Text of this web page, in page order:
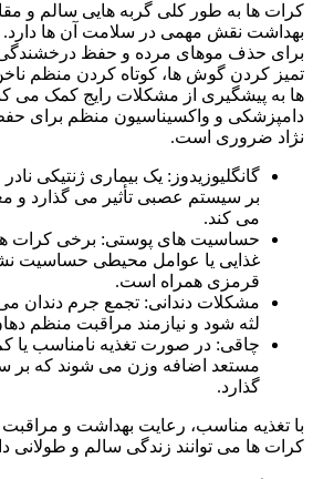
کرات‌ ها به‌ طور کلی گربه‌ هایی سالم و
بهداشت نقش مهمی در سلامت آن‌ ها
برای حذف موهای مرده و حفظ
تمیز کردن گوش‌ ها، کوتاه کردن منظم
ها به پیشگیری از مشکلات رایج کمک می‌
دامپزشکی و واکسیناسیون منظم برای
نژاد ضروری است.
گانگلیوزیدوز: یک بیماری ژنتیکی
بر سیستم عصبی تأثیر می‌ گذارد و
می‌ کند.
حساسیت‌ های پوستی: برخی کرات‌
غذایی یا عوامل محیطی حساسیت
قرمزی همراه است.
مشکلات دندانی: تجمع جرم دندان می‌
لثه شود و نیازمند مراقبت منظم
چاقی: در صورت تغذیه نامناسب یا
مستعد اضافه‌ وزن می‌ شوند که بر
گذارد.
با تغذیه مناسب، رعایت بهداشت و
کرات‌ ها می‌ توانند زندگی سالم و طولانی